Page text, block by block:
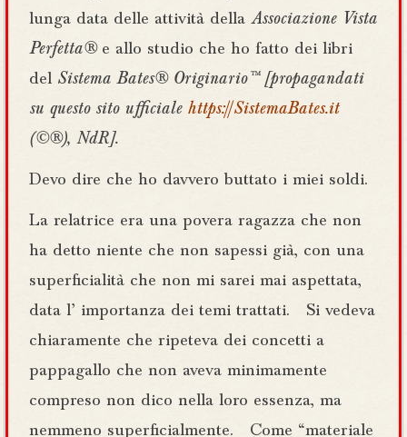
lunga data delle attività dellaAssociazione Vista
Perfetta® e allo studio che ho fatto dei libri
del Sistema Bates® Originario™ [propagandati
su questo sito ufficiale https://SistemaBates.it
(©®), NdR].
Devo dire che ho davvero buttato i miei soldi.
La relatrice era una povera ragazza che non
ha detto niente che non sapessi già, con una
superficialità che non mi sarei mai aspettata,
data l’ importanza dei temi trattati. Si vedeva
chiaramente che ripeteva dei concetti a
pappagallo che non aveva minimamente
compreso non dico nella loro essenza, ma
nemmeno superficialmente. Come “materiale